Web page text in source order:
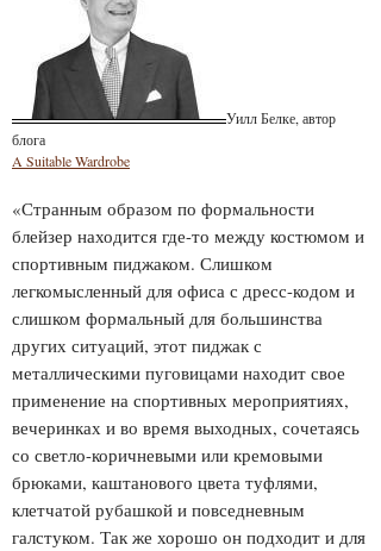
Уилл Белке, автор
блога
A Suitable Wardrobe
«Странным образом по формальности
блейзер находится где-то между костюмом и
спортивным пиджаком. Слишком
легкомысленный для офиса с дресс-кодом и
слишком формальный для большинства
других ситуаций, этот пиджак с
металлическими пуговицами находит свое
применение на спортивных мероприятиях,
вечеринках и во время выходных, сочетаясь
со светло-коричневыми или кремовыми
брюками, каштанового цвета туфлями,
клетчатой рубашкой и повседневным
галстуком. Так же хорошо он подходит и для